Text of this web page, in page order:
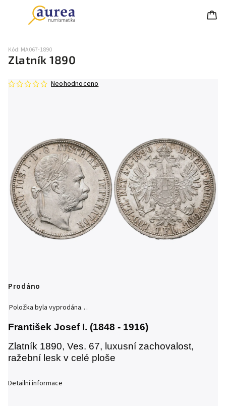
Zlatník 1890
Kód: MA067-1890
Neohodnoceno
Prodáno
Položka byla vyprodána…
František Josef I. (1848 - 1916)
Zlatník 1890, Ves. 67, luxusní zachovalost,
ražební lesk v celé ploše
Detailní informace